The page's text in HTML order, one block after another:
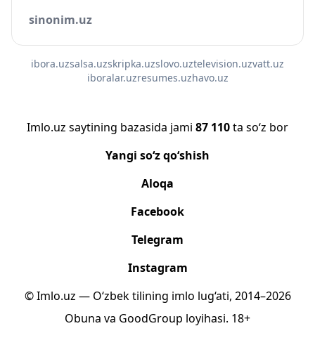
sinonim.uz
ibora.uzsalsa.uzskripka.uzslovo.uztelevision.uzvatt.uz
iboralar.uzresumes.uzhavo.uz
Imlo.uz saytining bazasida jami 87 110ta so‘z bor
Yangi so‘z qo‘shish
Aloqa
Facebook
Telegram
Instagram
© Imlo.uz — O‘zbek tilining imlo lug‘ati, 2014–2026
Obuna va GoodGroup loyihasi. 18+